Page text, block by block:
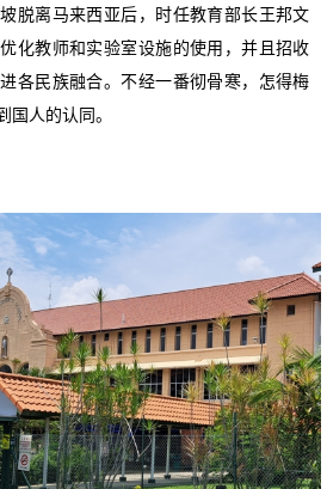
脱离马来西亚后，时任教育部长王邦文
化教师和实验室设施的使用，并且招收
各民族融合。不经一番彻骨寒，怎得梅
国人的认同。